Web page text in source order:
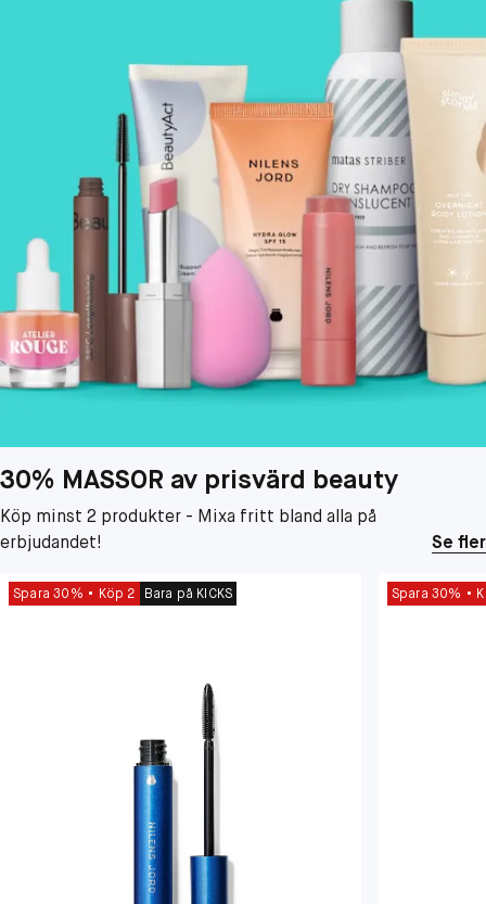
30% MASSOR av prisvärd beauty
Köp minst 2 produkter - Mixa fritt bland alla på
erbjudandet!
Se fler
Spara 30% Köp 2 Bara på KICKS Spara 30%